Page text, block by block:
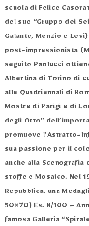
scuola di Felice
del suo “Gruppo dei
Galante, Menzio e
post-impressionista
seguito Paolucci
Albertina di Torino di
alle Quadriennali di
Mostre di Parigi e di
degli Otto”
promuove l’Astratto-
sua passione per il
anche alla Scenografia
stoffe e Mosaico. Nel
Repubblica, una
50×70) Es. 8/100 –
famosa Galleria